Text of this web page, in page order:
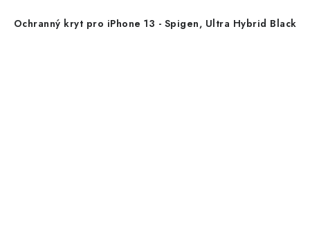
Ochranný kryt pro iPhone 13 - Spigen, Ultra Hybrid Black